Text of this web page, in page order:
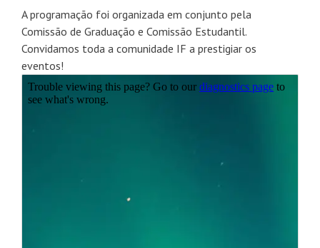
A programação foi organizada em conjunto pela
Comissão de Graduação e Comissão Estudantil.
Convidamos toda a comunidade IF a prestigiar os
eventos!